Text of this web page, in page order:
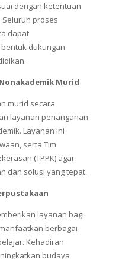
dengan ketentuan
proses
dapat
dukungan
Murid
murid secara
layanan penanganan
Layanan ini
serta Tim
(TPPK) agar
dan solusi yang tepat.
layanan bagi
berbagai
Kehadiran
budaya